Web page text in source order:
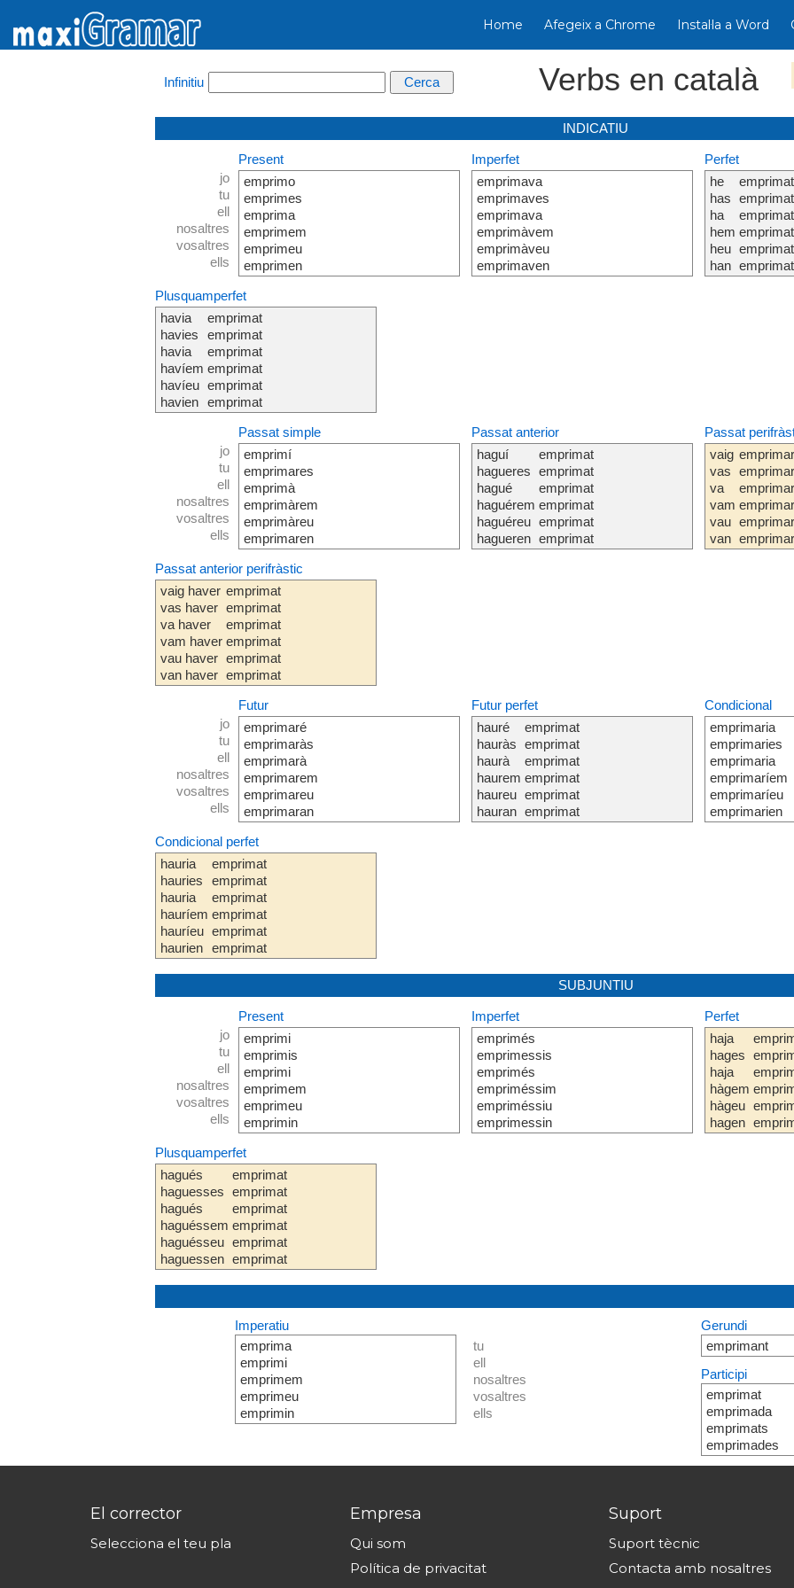
Home Afegeix a Chrome Instal·la a Word
Infinitiu Verbs en català
INDICATIU
jo
tu
ell
nosaltres
vosaltres
ells
Present
emprimo
emprimes
emprima
emprimem
emprimeu
emprimen
Imperfet
emprimava
emprimaves
emprimava
emprimàvem
emprimàveu
emprimaven
Perfet
he
has
ha
hem
heu
han
emprimat
emprimat
emprimat
emprimat
emprimat
emprimat
Plusquamperfet
havia
havies
havia
havíem
havíeu
havien
emprimat
emprimat
emprimat
emprimat
emprimat
emprimat
jo
tu
ell
nosaltres
vosaltres
ells
Passat simple
emprimí
emprimares
emprimà
emprimàrem
emprimàreu
emprimaren
Passat anterior
haguí
hagueres
hagué
haguérem
haguéreu
hagueren
emprimat
emprimat
emprimat
emprimat
emprimat
emprimat
Passat
vaig
vas
va
vam
vau
van
emprimar
emprimar
emprimar
emprimar
emprimar
emprimar
Passat anterior perifràstic
vaig haver
vas haver
va haver
vam haver
vau haver
van haver
emprimat
emprimat
emprimat
emprimat
emprimat
emprimat
jo
tu
ell
nosaltres
vosaltres
ells
Futur
emprimaré
emprimaràs
emprimarà
emprimarem
emprimareu
emprimaran
Futur perfet
hauré
hauràs
haurà
haurem
haureu
hauran
emprimat
emprimat
emprimat
emprimat
emprimat
emprimat
Condicional
emprimaria
emprimaries
emprimaria
emprimaríem
emprimaríeu
emprimarien
Condicional perfet
hauria
hauries
hauria
hauríem
hauríeu
haurien
emprimat
emprimat
emprimat
emprimat
emprimat
emprimat
SUBJUNTIU
jo
tu
ell
nosaltres
vosaltres
ells
Present
emprimi
emprimis
emprimi
emprimem
emprimeu
emprimin
Imperfet
emprimés
emprimessis
emprimés
empriméssim
empriméssiu
emprimessin
Perfet
haja
hages
haja
hàgem
hàgeu
hagen
Plusquamperfet
hagués
haguesses
hagués
haguéssem
haguésseu
haguessen
emprimat
emprimat
emprimat
emprimat
emprimat
emprimat
Imperatiu
emprima
emprimi
emprimem
emprimeu
emprimin
tu
ell
nosaltres
vosaltres
ells
Gerundi
emprimant
Participi
emprimat
emprimada
emprimats
emprimades
El corrector
Selecciona el teu pla
Empresa
Qui som
Política de privacitat
Suport
Suport tècnic
Contacta amb nosaltres